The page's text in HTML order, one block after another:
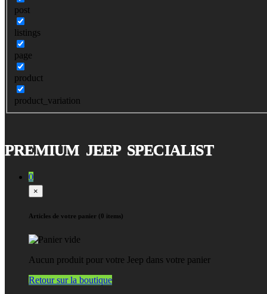
post
listings
page
product
product_variation
PREMIUM JEEP SPECIALIST
0
×
Articles de votre panier (0 items)
Aucun produit pour votre Jeep dans votre panier
Retour sur la boutique